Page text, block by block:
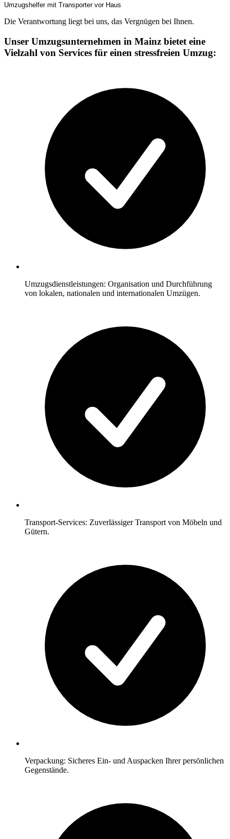
Umzugshelfer mit Transporter vor Haus
Die Verantwortung liegt bei uns, das Vergnügen bei Ihnen.
Unser Umzugsunternehmen in Mainz bietet eine
Vielzahl von Services für einen stressfreien Umzug:
Umzugsdienstleistungen: Organisation und Durchführung
von lokalen, nationalen und internationalen Umzügen.
Transport-Services: Zuverlässiger Transport von Möbeln und
Gütern.
Verpackung: Sicheres Ein- und Auspacken Ihrer persönlichen
Gegenstände.